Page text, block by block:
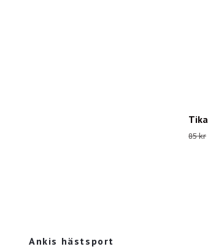
85 kr
Ankis hästsport